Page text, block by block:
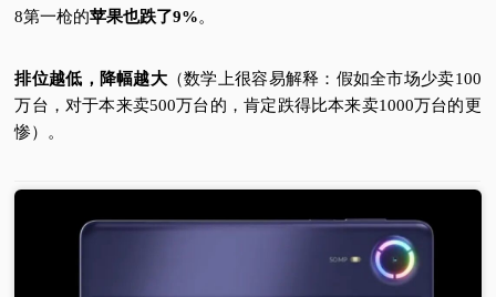
验
专
题
8第一枪的苹果也跌了9%。
排位越低，降幅越大（数学上很容易解释：假如全市场少卖100
万台，对于本来卖500万台的，肯定跌得比本来卖1000万台的更
惨）。